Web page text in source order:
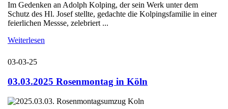
Im Gedenken an Adolph Kolping, der sein Werk unter dem
Schutz des Hl. Josef stellte, gedachte die Kolpingsfamilie in einer
feierlichen Messse, zelebriert ...
Weiterlesen
03-03-25
03.03.2025 Rosenmontag in Köln